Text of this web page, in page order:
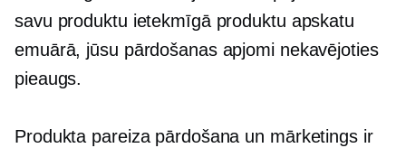
savu produktu ietekmīgā produktu apskatu
emuārā, jūsu pārdošanas apjomi nekavējoties
pieaugs.
Produkta pareiza pārdošana un mārketings ir